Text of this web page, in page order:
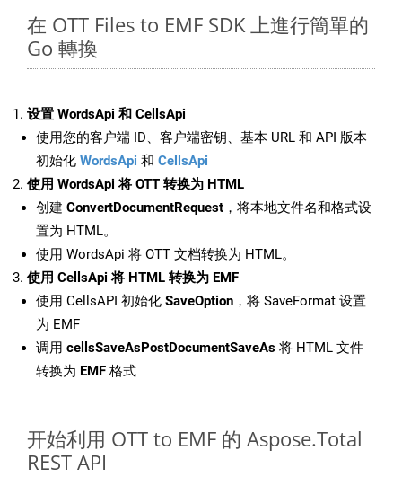
在 OTT Files to EMF SDK 上進行簡單的
Go 轉換
设置 WordsApi 和 CellsApi
使用您的客户端 ID、客户端密钥、基本 URL 和 API 版本
初始化 WordsApi 和 CellsApi
使用 WordsApi 将 OTT 转换为 HTML
创建 ConvertDocumentRequest ，将本地文件名和格式设
置为 HTML。
使用 WordsApi 将 OTT 文档转换为 HTML。
使用 CellsApi 将 HTML 转换为 EMF
使用 CellsAPI 初始化 SaveOption ，将 SaveFormat 设置
为 EMF
调用 cellsSaveAsPostDocumentSaveAs 将 HTML 文件
转换为 EMF 格式
开始利用 OTT to EMF 的 Aspose.Total
REST API